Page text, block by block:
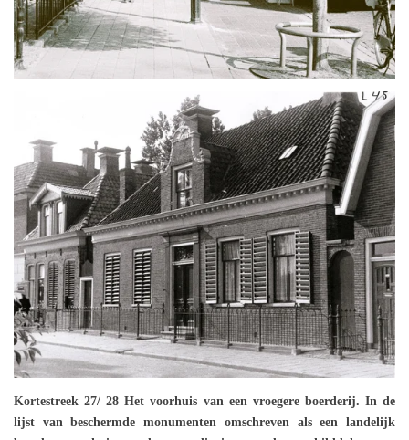
Kortestreek 27/ 28 Het voorhuis van een vroegere boerderij. In de
lijst van beschermde monumenten omschreven als een landelijk